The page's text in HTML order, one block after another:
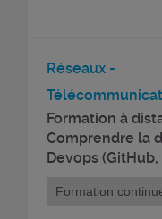
Réseaux -
Formation à
Comprendre la
Devops
Formation